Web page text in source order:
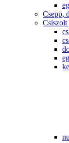
Csepp,
Csiszolt